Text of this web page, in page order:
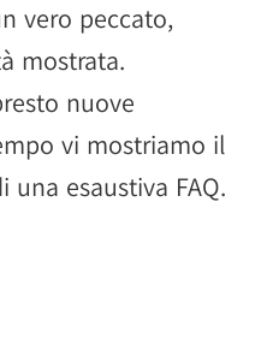
vero peccato,
mostrata.
nuove
vi mostriamo il
esaustiva FAQ.